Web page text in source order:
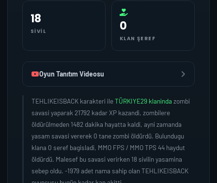
18
SIVIL 0
KLAN ŞEREF
Oyun Tanıtım Videosu
TEHLIKEISBACK karakteri ileTÜRKIYE29 klaninda zombi
savasi yaparak 21792 kadar XP kazandi, zombilere
öldürülmeden 1482 dakika hayatta kaldi, ayni zamanda
yasam savasi vererek 0 tane zombi öldürdü. Bulundugu
klana 0 seref bagisladi, MMO FPS / MMO TPS 44 haydut
öldürdü. Malesef bu savasi verirken 18 sivilin yasamina
sebep oldu. -1979 adet nama sahip olan TEHLIKEISBACK